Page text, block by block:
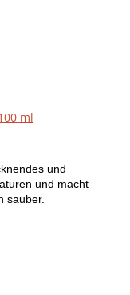
und
und macht
sauber.